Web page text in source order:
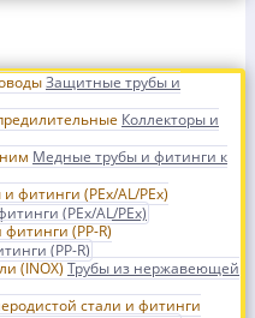
Защитные трубы и
Коллекторы и
Медные трубы и фитинги к
(PEx/AL/PEx)
(PP-R)
Трубы из нержавеющей